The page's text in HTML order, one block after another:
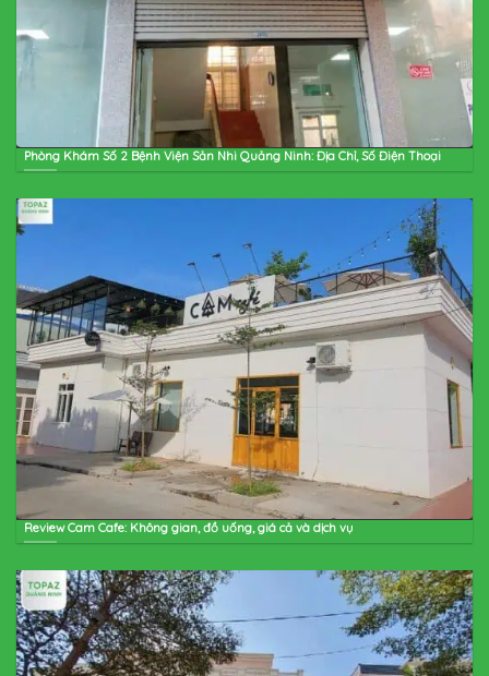
Phòng Khám Số 2 Bệnh Viện Sản Nhi Quảng Ninh: Địa Chỉ, Số Điện Thoại
Review Cam Cafe: Không gian, đồ uống, giá cả và dịch vụ